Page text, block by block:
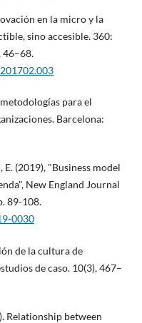
en la micro y la
sino accesible. 360:
46–68.
para el
Barcelona:
E. (2019), "Business model
New England Journal
89-108.
0030
de la cultura de
de caso. 10(3), 467–
Relationship between